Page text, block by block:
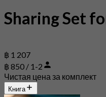
Sharing Set
฿ 1 207
฿ 850 / 1-2
Чистая цена за комплект
Книга